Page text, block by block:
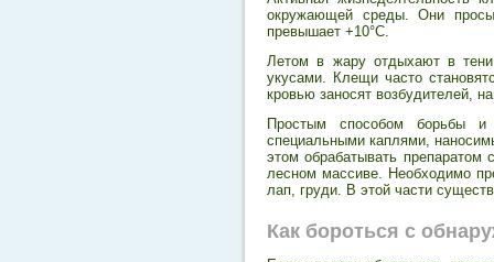
окружающей среды. Они
превышает +10°С.
Летом в жару отдыхают в
укусами. Клещи часто
кровью заносят возбудителей,
Простым способом борьбы и
специальными каплями,
этом обрабатывать препаратом
лесном массиве. Необходимо
лап, груди. В этой части
Как бороться с